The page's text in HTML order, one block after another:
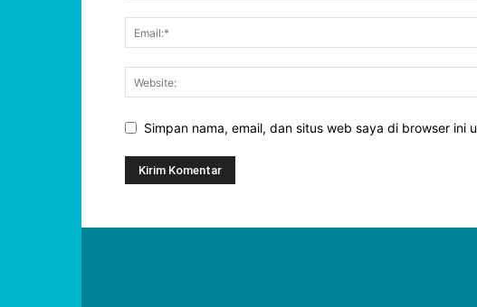
Simpan nama, email, dan situs web saya di browser ini